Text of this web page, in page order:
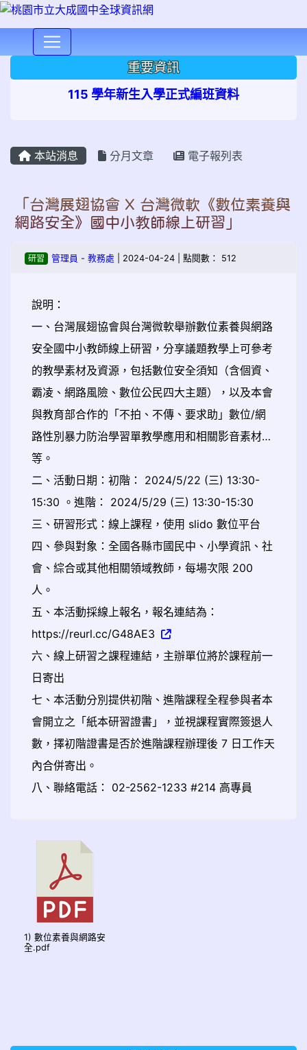
重要資訊
115 學年新生入學正式編班資料
本站消息 分月文章 電子報列表
「台灣展翅協會 X 台灣微軟《數位素養與
網路安全》國中小教師線上研習」
研習 管理員 - 教務處 | 2024-04-24 | 點閱數： 512
說明：
一、台灣展翅協會與台灣微軟舉辦數位素養與網路
安全國中小教師線上研習，分享議題教學上可參考
的教學素材及資源，包括數位安全須知（含個資、
霸凌、網路風險、數位公民四大主題），以及本會
與教育部合作的「不拍、不傳、要求助」數位/網
路性別暴力防治學習單教學應用和相關影音素材…
等。
二、活動日期：初階： 2024/5/22 (三) 13:30-
15:30 。進階： 2024/5/29 (三) 13:30-15:30
三、研習形式：線上課程，使用 slido 數位平台
四、參與對象：全國各縣市國民中、小學資訊、社
會、綜合或其他相關領域教師，每場次限 200
人。
五、本活動採線上報名，報名連結為：
https://reurl.cc/G48AE3
六、線上研習之課程連結，主辦單位將於課程前一
日寄出
七、本活動分別提供初階、進階課程全程參與者本
會開立之「紙本研習證書」，並視課程實際簽退人
數，擇初階證書是否於進階課程辦理後 7 日工作天
內合併寄出。
八、聯絡電話： 02-2562-1233 #214 高專員
1) 數位素養與網路安
全.pdf